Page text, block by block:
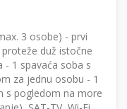
3 osobe) - prvi
duž istočne
- 1 spavaća soba s
za jednu osobu - 1
s pogledom na more